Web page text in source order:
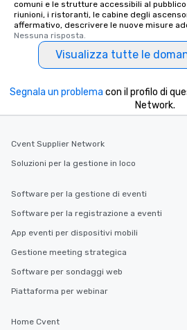
comuni e le strutture accessibili al
riunioni, i ristoranti, le cabine degli
affermativo, descrivere le nuove misure
Nessuna risposta.
Visualizza tutte le
Segnala un problema con il profilo di
Network.
Cvent Supplier Network
Soluzioni per la gestione in loco
Software per la gestione di eventi
Software per la registrazione a eventi
App eventi per dispositivi mobili
Gestione meeting strategica
Software per sondaggi web
Piattaforma per webinar
Home Cvent